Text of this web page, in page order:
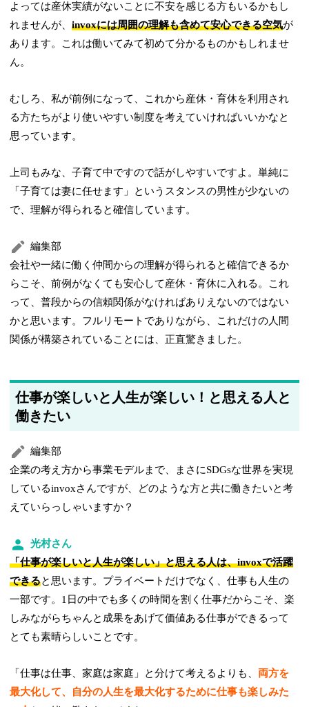
よっては産休実績がないことに不安を感じる方もいるかもし
れませんが、invoxには周囲の理解も含めて安心できる空気が
あります。これは働いてみて初めて分かるものかもしれませ
ん。
むしろ、私が前例になって、これから産休・育休を利用され
る方たちがより使いやすい制度を考えていければいいかなと
思っています。
上司もみな、子育て中ですので話がしやすいですよ。単純に
「子育ては妻に任せます」というスタンスの男性が少ないの
で、理解が得られると確信しています。
編集部
会社や一緒に働く仲間からの理解が得られると確信できるか
らこそ、前例がなくても安心して産休・育休に入れる。これ
って、普段からの信頼関係がなければありえないのではない
かと思います。フルリモートでありながら、これだけの人間
関係が構築されていることには、正直驚きました。
仕事が楽しいと人生が楽しい！と思える人と
働きたい
編集部
企業の考え方から事業モデルまで、まさにSDGsな世界を実現
しているinvoxさんですが、どのような方と共に働きたいと考
えていらっしゃいますか？
光村さん
「仕事が楽しいと人生が楽しい」と思える人は、invoxで活躍
できると思います。プライベートだけでなく、仕事も人生の
一部です。1日の中でも多くの時間を割く仕事だからこそ、楽
しみながらちゃんと成果をあげて価値ある仕事ができるって
とても素晴らしいことです。
「仕事は仕事、家庭は家庭」と分けて考えるよりも、 両方を
最大化して、自分の人生を最大化するために仕事も楽しみた